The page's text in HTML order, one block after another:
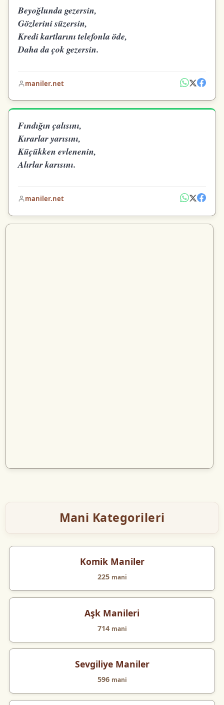
Beyoğlunda gezersin,
Gözlerini süzersin,
Kredi kartlarını telefonla öde,
Daha da çok gezersin.
maniler.net
Fındığın çalısını,
Kırarlar yarısını,
Küçükken evlenenin,
Alırlar karısını.
maniler.net
Mani Kategorileri
Komik Maniler
225 mani
Aşk Manileri
714 mani
Sevgiliye Maniler
596 mani